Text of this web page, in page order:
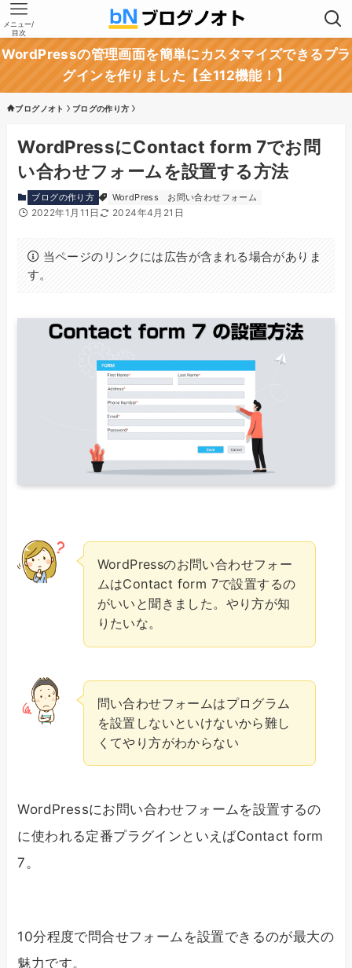
メニュー/
目次
WordPressの管理画面を簡単にカスタマイズできるプラ
グインを作りました【全112機能！】
ブログノオト ブログの作り方
WordPressにContact form 7でお問
い合わせフォームを設置する方法
ブログの作り方 WordPress お問い合わせフォーム
2022年1月11日 2024年4月21日
当ページのリンクには広告が含まれる場合がありま
す。
WordPressのお問い合わせフォー
ムはContact form 7で設置するの
がいいと聞きました。やり方が知
りたいな。
問い合わせフォームはプログラム
を設置しないといけないから難し
くてやり方がわからない
WordPressにお問い合わせフォームを設置するの
に使われる定番プラグインといえばContact form
7。
10分程度で問合せフォームを設置できるのが最大の
魅力です。